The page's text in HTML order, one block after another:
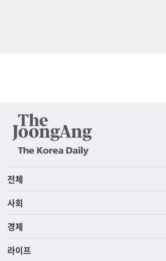
전체
사회
경제
라이프